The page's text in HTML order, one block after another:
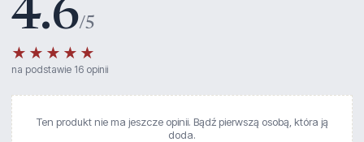
4.6/5
★★★★★
na podstawie 16 opinii
Ten produkt nie ma jeszcze opinii. Bądź pierwszą osobą, która ją
doda.